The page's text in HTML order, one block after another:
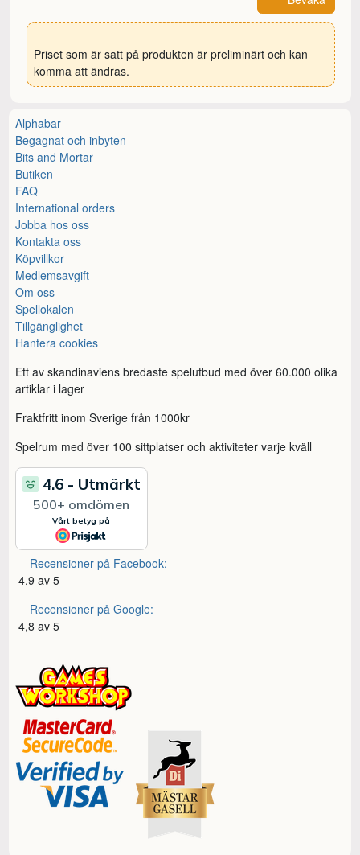
Priset som är satt på produkten är preliminärt och kan
komma att ändras.
Alphabar
Begagnat och inbyten
Bits and Mortar
Butiken
FAQ
International orders
Jobba hos oss
Kontakta oss
Köpvillkor
Medlemsavgift
Om oss
Spellokalen
Tillgänglighet
Hantera cookies
Ett av skandinaviens bredaste spelutbud med över 60.000 olika
artiklar i lager
Fraktfritt inom Sverige från 1000kr
Spelrum med över 100 sittplatser och aktiviteter varje kväll
Recensioner på Facebook:
4,9 av 5
Recensioner på Google:
4,8 av 5